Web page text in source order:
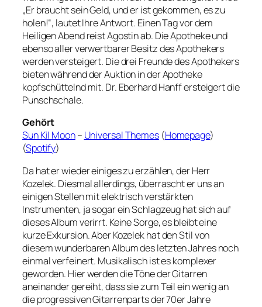
„Er braucht sein Geld, und er ist gekommen, es zu
holen!“, lautet Ihre Antwort. Einen Tag vor dem
Heiligen Abend reist Agostin ab. Die Apotheke und
ebenso aller verwertbarer Besitz des Apothekers
werden versteigert. Die drei Freunde des Apothekers
bieten während der Auktion in der Apotheke
kopfschüttelnd mit. Dr. Eberhard Hanff ersteigert die
Punschschale.
Gehört
Sun Kil Moon– Universal Themes(Homepage)
(Spotify)
Da hat er wieder einiges zu erzählen, der Herr
Kozelek. Diesmal allerdings, überrascht er uns an
einigen Stellen mit elektrisch verstärkten
Instrumenten, ja sogar ein Schlagzeug hat sich auf
dieses Album verirrt. Keine Sorge, es bleibt eine
kurze Exkursion. Aber Kozelek hat den Stil von
diesem wunderbaren Album des letzten Jahres noch
einmal verfeinert. Musikalisch ist es komplexer
geworden. Hier werden die Töne der Gitarren
aneinander gereiht, dass sie zum Teil ein wenig an
die progressiven Gitarrenparts der 70er Jahre